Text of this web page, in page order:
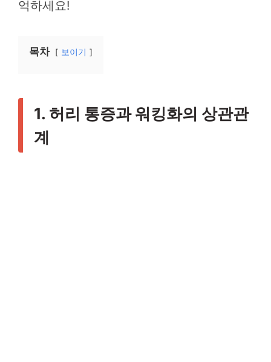
억하세요!
목차 보이기
1. 허리 통증과 워킹화의 상관관
계